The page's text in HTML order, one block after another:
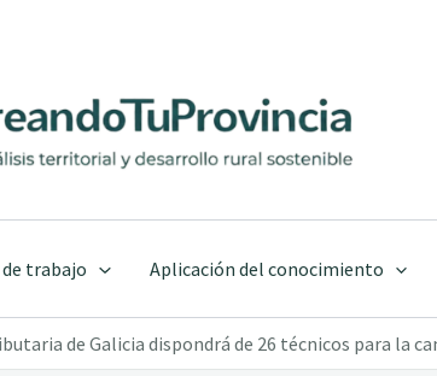
de trabajo Aplicación del conocimiento
de Galicia dispondrá de 26 técnicos para la